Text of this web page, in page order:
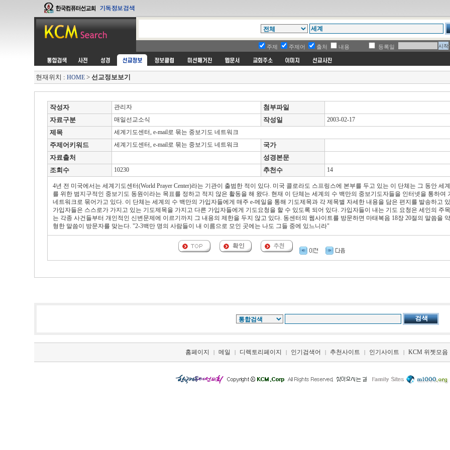
주제 주제어 출처 내용 등록일
현재위치 : HOME> 선교정보보기
작성자 관리자
첨부파일
자료구분
매일선교소식 작성일 2003-02-17
제목 세계기도센터, e-mail로 묶는 중보기도 네트워크
주제어키워드 세계기도센터, e-mail로 묶는 중보기도 네트워크
국가
자료출처
성경본문
조회수
10230 추천수 14
4년 전 미국에서는 세계기도센터(World Prayer Center)라는 기관이 출범한 적이 있다. 미국 콜로라도 스프링스에 본부를 두고 있는 이 단체는 그 동안 세
를 위한 범지구적인 중보기도 동원이라는 목표를 정하고 적지 않은 활동을 해 왔다. 현재 이 단체는 세계의 수 백만의 중보기도자들을 인터넷을 통하여
네트워크로 묶어가고 있다. 이 단체는 세계의 수 백만의 가입자들에게 매주 e-메일을 통해 기도제목과 각 제목별 자세한 내용을 담은 편지를 발송하고
가입자들은 스스로가 가지고 있는 기도제목을 가지고 다른 가입자들에게 기도요청을 할 수 있도록 되어 있다. 가입자들이 내는 기도 요청은 세인의 주
는 각종 사건들부터 개인적인 신변문제에 이르기까지 그 내용의 제한을 두지 않고 있다. 동센터의 웹사이트를 방문하면 마태복음 18장 20절의 말씀을
형한 말씀이 방문자를 맞는다. "2-3백만 명의 사람들이 내 이름으로 모인 곳에는 나도 그들 중에 있느니라"
홈페이지 | 메일 | 디렉토리페이지 | 인기검색어 | 추천사이트 | 인기사이트 | KCM 위젯모음